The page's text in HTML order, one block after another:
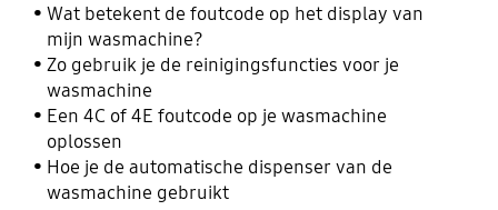
Wat betekent de foutcode op het display van
mijn wasmachine?
Zo gebruik je de reinigingsfuncties voor je
wasmachine
Een 4C of 4E foutcode op je wasmachine
oplossen
Hoe je de automatische dispenser van de
wasmachine gebruikt